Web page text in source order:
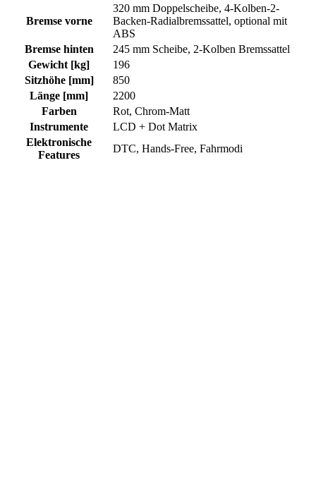
Bremse vorne
320 mm Doppelscheibe, 4-Kolben-2-
Backen-Radialbremssattel, optional mit
ABS
Bremse hinten
245 mm Scheibe, 2-Kolben Bremssattel
Gewicht [kg]
196
Sitzhöhe [mm]
850
Länge [mm]
2200
Farben
Rot, Chrom-Matt
Instrumente
LCD + Dot Matrix
Elektronische
Features
DTC, Hands-Free, Fahrmodi